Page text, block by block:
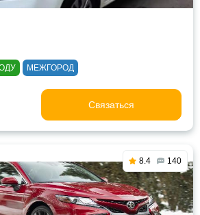
МЕЖГОРОД
Связаться
8.4 140